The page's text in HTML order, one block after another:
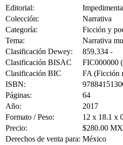
Editorial:
Impedimenta
Colección:
Narrativa
Categoría:
Ficción y
Tema:
Narrativa
Clasificación Dewey:
859.334 -
Clasificación BISAC
FIC000000
Clasificación BIC
FA (Ficción
ISBN:
Páginas:
64
Año:
2017
Formato / Peso:
12 x 18.1 x
Precio:
$280.00
Derechos de venta para: México